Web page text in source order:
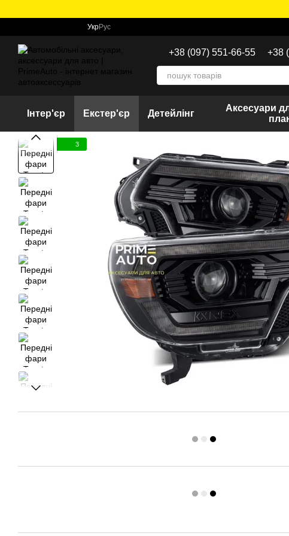
УкрРус
+38 (097) 551-66-55 +38
Інтер'єр Екстер'єр Детейлінг
Аксесуари
3